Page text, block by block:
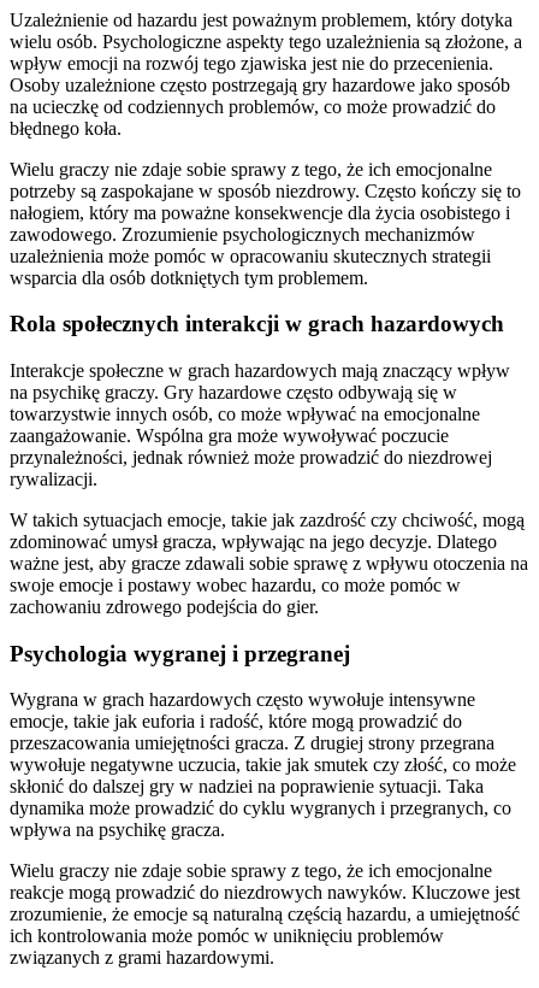
Uzależnienie od hazardu jest poważnym problemem, który dotyka
wielu osób. Psychologiczne aspekty tego uzależnienia są złożone, a
wpływ emocji na rozwój tego zjawiska jest nie do przecenienia.
Osoby uzależnione często postrzegają gry hazardowe jako sposób
na ucieczkę od codziennych problemów, co może prowadzić do
błędnego koła.
Wielu graczy nie zdaje sobie sprawy z tego, że ich emocjonalne
potrzeby są zaspokajane w sposób niezdrowy. Często kończy się to
nałogiem, który ma poważne konsekwencje dla życia osobistego i
zawodowego. Zrozumienie psychologicznych mechanizmów
uzależnienia może pomóc w opracowaniu skutecznych strategii
wsparcia dla osób dotkniętych tym problemem.
Rola społecznych interakcji w grach hazardowych
Interakcje społeczne w grach hazardowych mają znaczący wpływ
na psychikę graczy. Gry hazardowe często odbywają się w
towarzystwie innych osób, co może wpływać na emocjonalne
zaangażowanie. Wspólna gra może wywoływać poczucie
przynależności, jednak również może prowadzić do niezdrowej
rywalizacji.
W takich sytuacjach emocje, takie jak zazdrość czy chciwość, mogą
zdominować umysł gracza, wpływając na jego decyzje. Dlatego
ważne jest, aby gracze zdawali sobie sprawę z wpływu otoczenia na
swoje emocje i postawy wobec hazardu, co może pomóc w
zachowaniu zdrowego podejścia do gier.
Psychologia wygranej i przegranej
Wygrana w grach hazardowych często wywołuje intensywne
emocje, takie jak euforia i radość, które mogą prowadzić do
przeszacowania umiejętności gracza. Z drugiej strony przegrana
wywołuje negatywne uczucia, takie jak smutek czy złość, co może
skłonić do dalszej gry w nadziei na poprawienie sytuacji. Taka
dynamika może prowadzić do cyklu wygranych i przegranych, co
wpływa na psychikę gracza.
Wielu graczy nie zdaje sobie sprawy z tego, że ich emocjonalne
reakcje mogą prowadzić do niezdrowych nawyków. Kluczowe jest
zrozumienie, że emocje są naturalną częścią hazardu, a umiejętność
ich kontrolowania może pomóc w uniknięciu problemów
związanych z grami hazardowymi.